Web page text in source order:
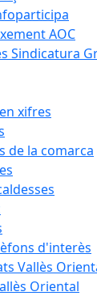
AOC
Sindicatura
xifres
de la comarca
d'interès
Vallès
Oriental